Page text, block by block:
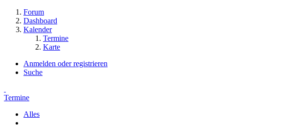
Forum
Dashboard
Kalender
Termine
Karte
Anmelden oder registrieren
Suche
Termine
Alles